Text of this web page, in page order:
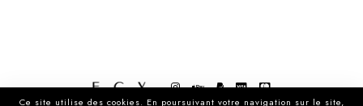
Ce site utilise des cookies. En poursuivant votre navigation sur le site,